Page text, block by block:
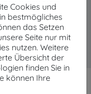
am
Cookies und
bestmögliches
das Setzen
Seite nur mit
nutzen. Weitere
Übersicht der
finden Sie in
können Ihre